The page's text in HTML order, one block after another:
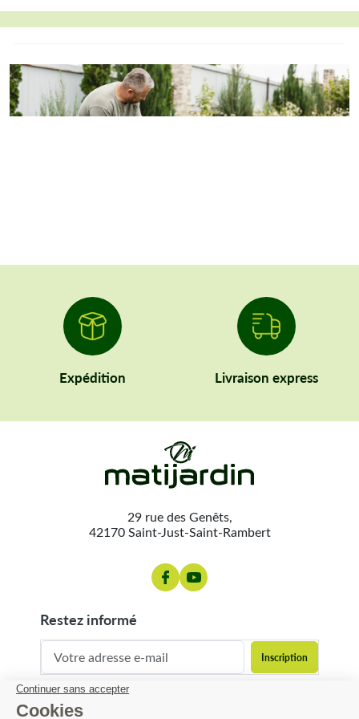
Expédition Livraison express
29 rue des Genêts,
42170 Saint-Just-Saint-Rambert
restez informé
contact@matijardin.fr